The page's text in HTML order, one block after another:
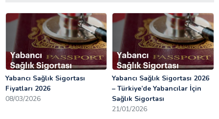
Yabancı Sağlık Sigortası
Fiyatları 2026
08/03/2026
Yabancı Sağlık Sigortası 2026
– Türkiye’de Yabancılar İçin
Sağlık Sigortası
21/01/2026